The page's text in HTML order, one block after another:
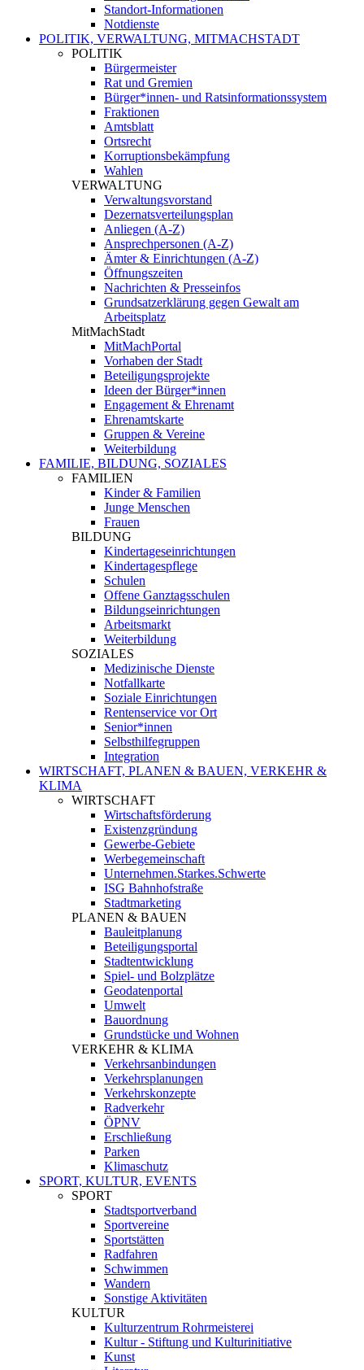
Standort-Informationen
Notdienste
POLITIK, VERWALTUNG, MITMACHSTADT
POLITIK
Bürgermeister
Rat und Gremien
Bürger*innen- und Ratsinformationssystem
Fraktionen
Amtsblatt
Ortsrecht
Korruptionsbekämpfung
Wahlen
VERWALTUNG
Verwaltungsvorstand
Dezernatsverteilungsplan
Anliegen (A-Z)
Ansprechpersonen (A-Z)
Ämter & Einrichtungen (A-Z)
Öffnungszeiten
Nachrichten & Presseinfos
Grundsatzerklärung gegen Gewalt am
Arbeitsplatz
MitMachStadt
MitMachPortal
Vorhaben der Stadt
Beteiligungsprojekte
Ideen der Bürger*innen
Engagement & Ehrenamt
Ehrenamtskarte
Gruppen & Vereine
Weiterbildung
FAMILIE, BILDUNG, SOZIALES
FAMILIEN
Kinder & Familien
Junge Menschen
Frauen
BILDUNG
Kindertageseinrichtungen
Kindertagespflege
Schulen
Offene Ganztagsschulen
Bildungseinrichtungen
Arbeitsmarkt
Weiterbildung
SOZIALES
Medizinische Dienste
Notfallkarte
Soziale Einrichtungen
Rentenservice vor Ort
Senior*innen
Selbsthilfegruppen
Integration
WIRTSCHAFT, PLANEN & BAUEN, VERKEHR &
KLIMA
WIRTSCHAFT
Wirtschaftsförderung
Existenzgründung
Gewerbe-Gebiete
Werbegemeinschaft
Unternehmen.Starkes.Schwerte
ISG Bahnhofstraße
Stadtmarketing
PLANEN & BAUEN
Bauleitplanung
Beteiligungsportal
Stadtentwicklung
Spiel- und Bolzplätze
Geodatenportal
Umwelt
Bauordnung
Grundstücke und Wohnen
VERKEHR & KLIMA
Verkehrsanbindungen
Verkehrsplanungen
Verkehrskonzepte
Radverkehr
ÖPNV
Erschließung
Parken
Klimaschutz
SPORT, KULTUR, EVENTS
SPORT
Stadtsportverband
Sportvereine
Sportstätten
Radfahren
Schwimmen
Wandern
Sonstige Aktivitäten
KULTUR
Kulturzentrum Rohrmeisterei
Kultur - Stiftung und Kulturinitiative
Kunst